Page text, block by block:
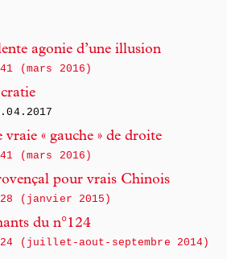
agonie d’une illusion
(mars 2016)
« gauche » de droite
(mars 2016)
pour vrais Chinois
(janvier 2015)
du n°124
(juillet-aout-septembre 2014)